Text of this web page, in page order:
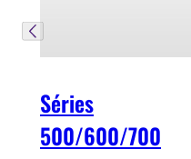
Séries
500/600/700